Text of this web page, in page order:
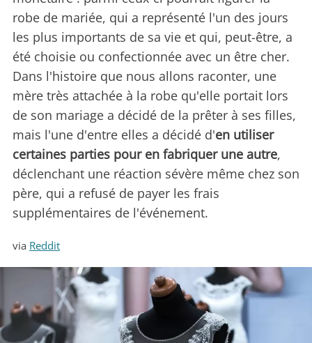
robe de mariée, qui a représenté l'un des jours
les plus importants de sa vie et qui, peut-être, a
été choisie ou confectionnée avec un être cher.
Dans l'histoire que nous allons raconter, une
mère très attachée à la robe qu'elle portait lors
de son mariage a décidé de la prêter à ses filles,
mais l'une d'entre elles a décidé d'en utiliser
certaines parties pour en fabriquer une autre,
déclenchant une réaction sévère même chez son
père, qui a refusé de payer les frais
supplémentaires de l'événement.
via Reddit